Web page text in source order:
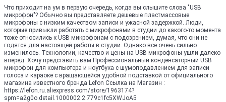
Что приходит на ум в первую очередь, когда вы слышите слова "USB
микрофон"? Обычно вы представляете дешевые пластмассовые
микрофоны с низким качеством записи и ужасной задержкой. Люди,
которые привыкли работать с микрофонами в студии до какого-то момента
тоже относились к USB микрофонам с подозрением, думая, что они не
годятся для настоящей работы в студии. Однако всё очень сильно
изменилось. Технологии, качество и цены на USB микрофоны ушли далеко
вперёд. Хочу представить вам Профессиональный конденсаторный USB
микрофон для компьютера и ноутбука с шумоподавлением для записи
голоса и караоке с вращающейся удобной подставкой от официального
магазина известного бренда Lefon Ссылка на Магазин :
https://lefon.ru.aliexpress.com/store/1963174?
spm=a2g0o.detail.1000002.2.779c1fc5XWJoA5